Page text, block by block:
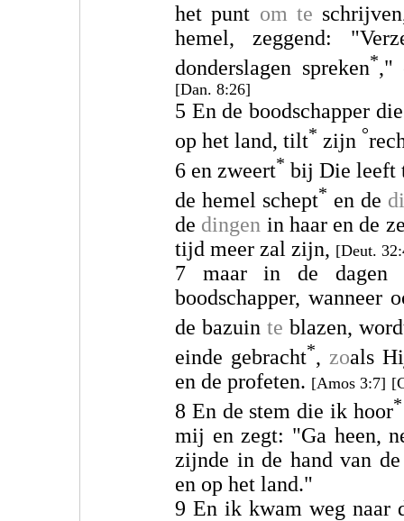
het punt om te
hemel, zeggend:
donderslagen spreken*,"
[Dan. 8:26]
5 En de boodschapper
op het land, tilt* zijn °
6 en zweert* bij Die leeft
de hemel schept* en de
de dingen in haar en de
tijd meer zal zijn, [Deut.
7 maar in de dagen
boodschapper, wanneer
de bazuin te blazen,
einde gebracht*, zoals
en de profeten. [Amos 3:7]
8 En de stem die ik hoor*
mij en zegt: "Ga heen,
zijnde in de hand van
en op het land."
9 En ik kwam weg naar